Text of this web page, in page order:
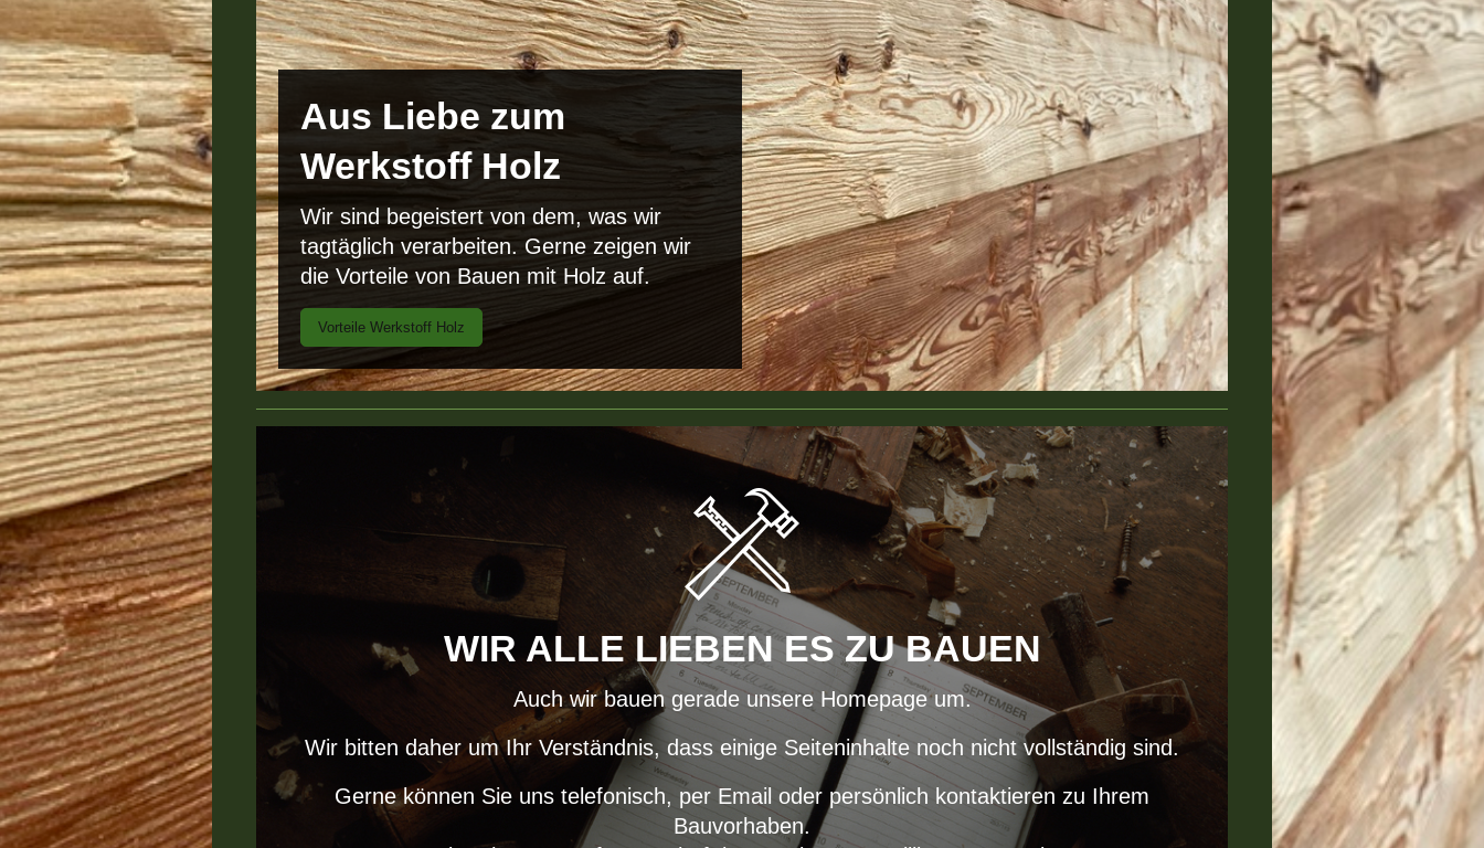
Aus Liebe zum
Werkstoff Holz
Wir sind begeistert von dem, was wir
tagtäglich verarbeiten. Gerne zeigen wir
die Vorteile von Bauen mit Holz auf.
Vorteile Werkstoff Holz
WIR ALLE LIEBEN ES ZU BAUEN
Auch wir bauen gerade unsere Homepage um.
Wir bitten daher um Ihr Verständnis, dass einige Seiteninhalte noch nicht vollständig sind.
Gerne können Sie uns telefonisch, per Email oder persönlich kontaktieren zu Ihrem
Bauvorhaben.